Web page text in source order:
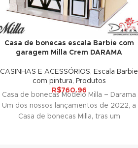
Casa de bonecas escala Barbie com
garagem Milla Crem DARAMA
CASINHAS E ACESSÓRIOS, Escala Barbie
com pintura, Produtos
R$760.96
Casa de bonecas Modelo Milla – Darama
Um dos nossos lançamentos de 2022, a
Casa de bonecas Milla, tras um